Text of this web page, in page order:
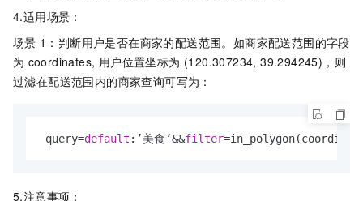
4.适用场景：
场景 1：判断用户是否在商家的配送范围。如商家配送范围的字段
为 coordinates, 用户位置坐标为 (120.307234, 39.294245)，则
过滤在配送范围内的商家查询可写为：
query=default :’美食’&&filter=
5.注意事项：